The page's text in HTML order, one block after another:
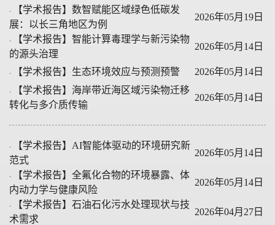
·
【学术报告】数智赋能区域绿色低碳发
展：以长三角地区为例
2026年05月19日
·
【学术报告】智能计算毒理学与新污染物
的源头治理
2026年05月14日
· 【学术报告】生态环境效应与预测预警
2026年05月14日
·
【学术报告】海岸带近海区域污染物迁移
转化与多介质传输
2026年05月14日
·
【学术报告】AI智能体驱动的环境研究新
范式
2026年05月14日
·
【学术报告】全氟化合物的环境暴露、体
内动力学与健康风险
2026年05月14日
·
【学术报告】石油石化污水处理现状与技
术需求
2026年04月27日